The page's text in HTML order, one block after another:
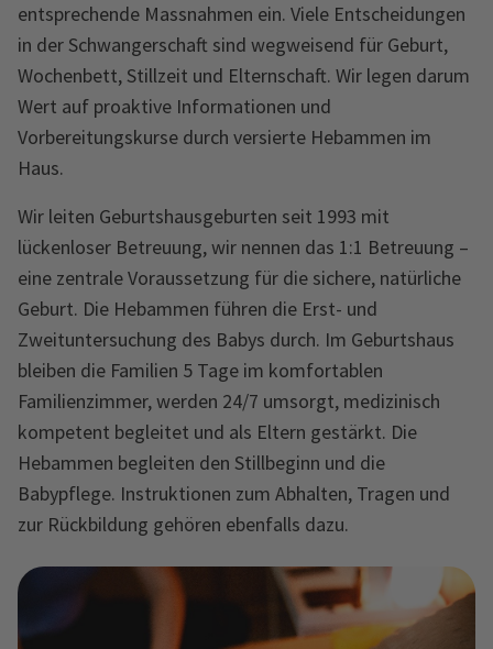
entsprechende Massnahmen ein. Viele Entscheidungen
in der Schwangerschaft sind wegweisend für Geburt,
Wochenbett, Stillzeit und Elternschaft. Wir legen darum
Wert auf proaktive Informationen und
Vorbereitungskurse durch versierte Hebammen im
Haus.
Wir leiten Geburtshausgeburten seit 1993 mit
lückenloser Betreuung, wir nennen das 1:1 Betreuung –
eine zentrale Voraussetzung für die sichere, natürliche
Geburt. Die Hebammen führen die Erst- und
Zweituntersuchung des Babys durch. Im Geburtshaus
bleiben die Familien 5 Tage im komfortablen
Familienzimmer, werden 24/7 umsorgt, medizinisch
kompetent begleitet und als Eltern gestärkt. Die
Hebammen begleiten den Stillbeginn und die
Babypflege. Instruktionen zum Abhalten, Tragen und
zur Rückbildung gehören ebenfalls dazu.